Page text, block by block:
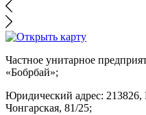
Частное унитарное
«Бобрбай»;
Юридический адрес: 213826,
Чонгарская, 81/25;